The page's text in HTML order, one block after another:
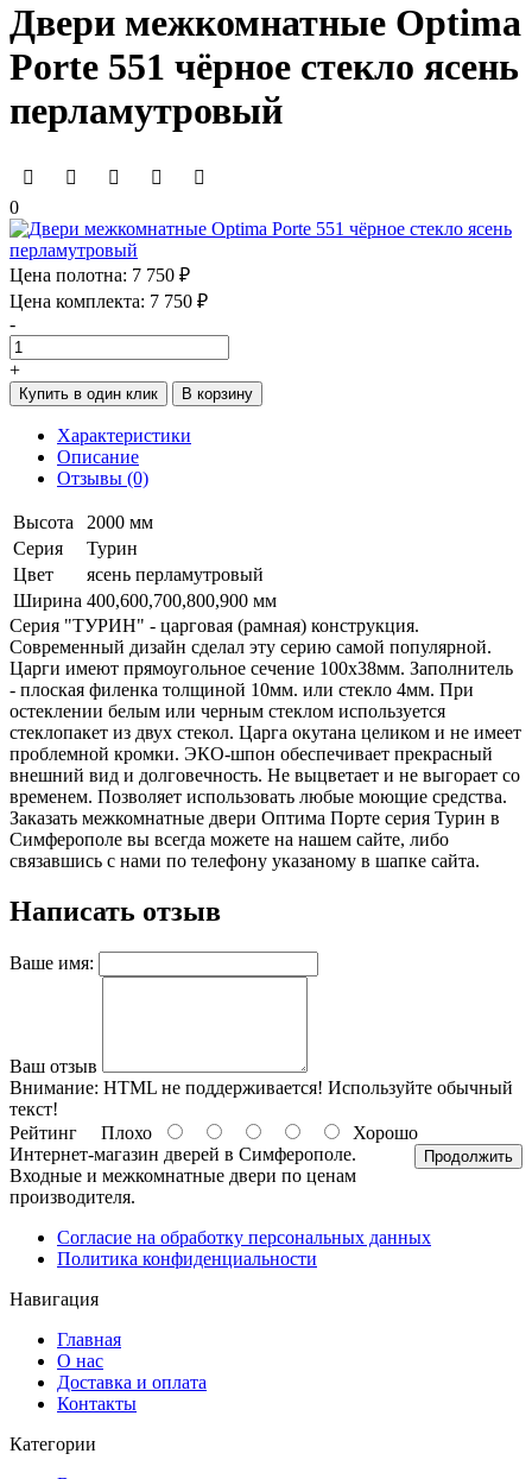
Двери межкомнатные Optima
Porte 551 чёрное стекло ясень
перламутровый
0
Цена полотна: 7 750 ₽
Цена комплекта: 7 750 ₽
-
+
Купить в один клик В корзину
Характеристики
Описание
Отзывы (0)
Высота
2000 мм
Серия
Турин
Цвет
ясень перламутровый
Ширина 400,600,700,800,900 мм
Серия "ТУРИН" - царговая (рамная) конструкция.
Современный дизайн сделал эту серию самой популярной.
Царги имеют прямоугольное сечение 100х38мм. Заполнитель
- плоская филенка толщиной 10мм. или стекло 4мм. При
остеклении белым или черным стеклом используется
стеклопакет из двух стекол. Царга окутана целиком и не имеет
проблемной кромки. ЭКО-шпон обеспечивает прекрасный
внешний вид и долговечность. Не выцветает и не выгорает со
временем. Позволяет использовать любые моющие средства.
Заказать межкомнатные двери Оптима Порте серия Турин в
Симферополе вы всегда можете на нашем сайте, либо
связавшись с нами по телефону указаному в шапке сайта.
Написать отзыв
Ваше имя:
Ваш отзыв
Внимание: HTML не поддерживается! Используйте обычный
текст!
Рейтинг Плохо Хорошо
Продолжить
Интернет-магазин дверей в Симферополе.
Входные и межкомнатные двери по ценам
производителя.
Согласие на обработку персональных данных
Политика конфиденциальности
Навигация
Главная
О нас
Доставка и оплата
Контакты
Категории